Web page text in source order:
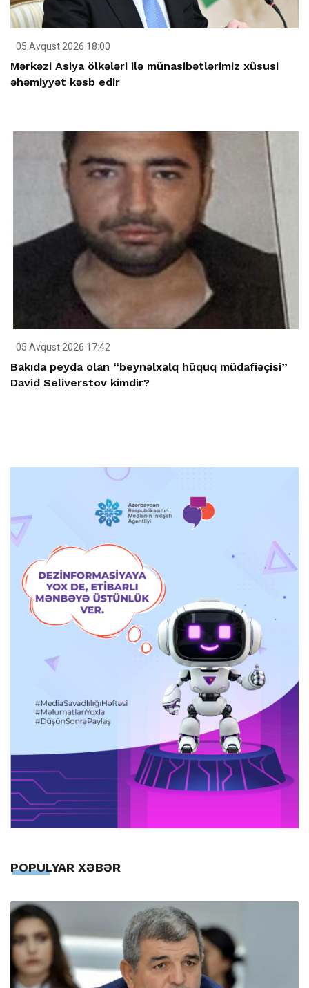
05 Avqust 2026 18:00
Mərkəzi Asiya ölkələri ilə münasibətlərimiz xüsusi
əhəmiyyət kəsb edir
05 Avqust 2026 17:42
Bakıda peyda olan “beynəlxalq hüquq müdafiəçisi”
David Seliverstov kimdir?
POPULYAR XƏBƏR